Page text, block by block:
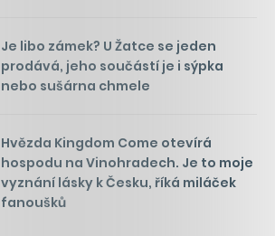
Je libo zámek? U Žatce se jeden
prodává, jeho součástí je i sýpka
nebo sušárna chmele
Hvězda Kingdom Come otevírá
hospodu na Vinohradech. Je to moje
vyznání lásky k Česku, říká miláček
fanoušků